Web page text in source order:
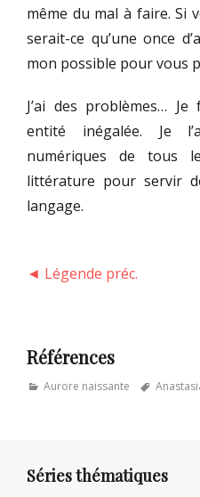
même du mal à faire. Si
serait-ce qu’une once
mon possible pour vous
J’ai des problèmes…
entité inégalée. Je
numériques de tous
littérature pour servir
langage.
◄ Légende préc.
Références
Categories
Aurore naissante Tags
Séries thématiques